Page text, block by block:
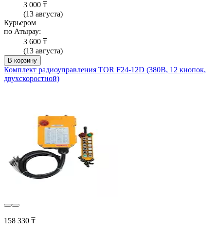
3 000 ₸
(13 августа)
Курьером
по Атырау:
3 600 ₸
(13 августа)
В корзину
Комплект радиоуправления TOR F24-12D (380В, 12 кнопок,
двухскоростной)
158 330 ₸